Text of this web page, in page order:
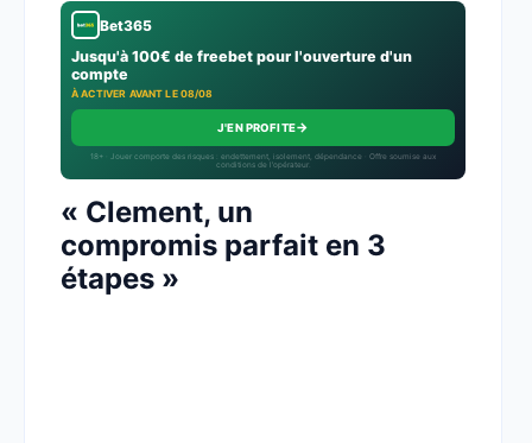
Bet365
Jusqu'à 100€ de freebet pour l'ouverture d'un
compte
À ACTIVER AVANT LE 08/08
J'EN PROFITE→
18+ · Jouer comporte des risques : endettement, isolement, dépendance · Offre soumise aux
conditions de l’opérateur.
« Clement, un
compromis parfait en 3
étapes »